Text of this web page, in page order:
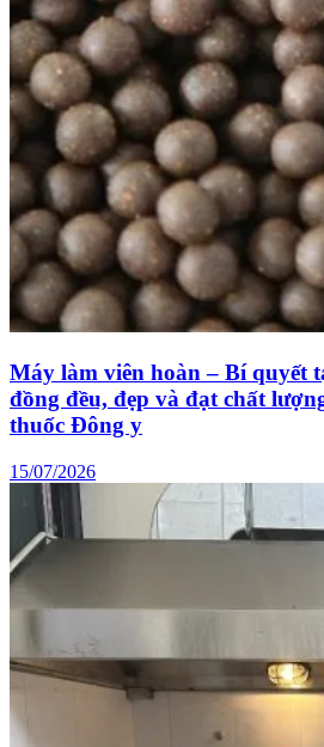
Máy làm viên hoàn – Bí quyết
đồng đều, đẹp và đạt chất
thuốc Đông y
15/07/2026